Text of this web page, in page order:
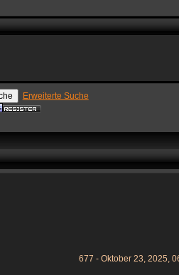
Erweiterte Suche
677 - Oktober 23, 2025,